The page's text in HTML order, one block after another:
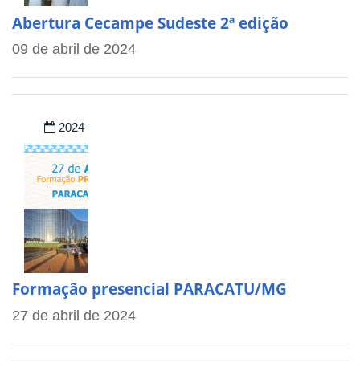
Abertura Cecampe Sudeste 2ª edição
09 de abril de 2024
2024
Formação presencial PARACATU/MG
27 de abril de 2024